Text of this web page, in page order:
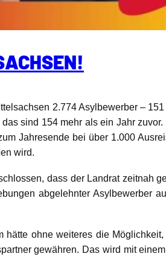
2.774 Asylbewerber –
sind 154 mehr als ein Jahr
Jahresende bei über 1.000
wird.
dass der Landrat zeitnah
abgelehnter Asylbewerber
ohne weiteres die
gewähren. Das wird mit